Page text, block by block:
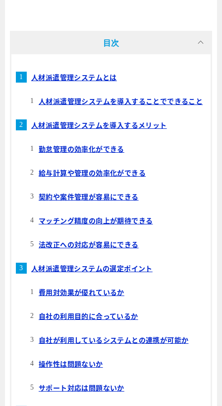
目次
人材派遣管理システムとは
人材派遣管理システムを導入することでできること
人材派遣管理システムを導入するメリット
勤怠管理の効率化ができる
給与計算や管理の効率化ができる
契約や案件管理が容易にできる
マッチング精度の向上が期待できる
法改正への対応が容易にできる
人材派遣管理システムの選定ポイント
費用対効果が優れているか
自社の利用目的に合っているか
自社が利用しているシステムとの連携が可能か
操作性は問題ないか
サポート対応は問題ないか